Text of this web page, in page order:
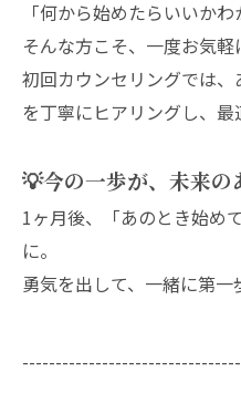
「何から始めたらいいか
そんな方こそ、一度お気軽
初回カウンセリングでは
を丁寧にヒアリングし、最
💡今の一歩が、未来の
1ヶ月後、「あのとき始め
に。
勇気を出して、一緒に第一